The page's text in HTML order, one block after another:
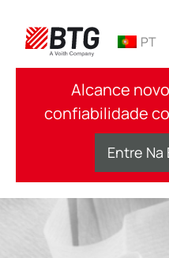
conteúdo
PT
Alcance
confiabilidade
Entre